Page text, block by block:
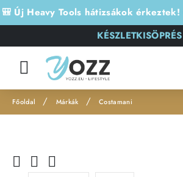
🎒 Új Heavy Tools hátizsákok
KÉSZLETKISÖPRÉS
h
Márkák Costamani